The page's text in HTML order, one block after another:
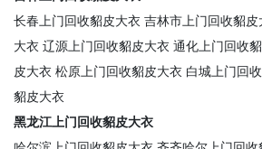
长春上门回收貂皮大衣 吉林市上门回收貂皮
大衣 辽源上门回收貂皮大衣 通化上门回收
皮大衣 松原上门回收貂皮大衣 白城上门回
貂皮大衣
黑龙江上门回收貂皮大衣